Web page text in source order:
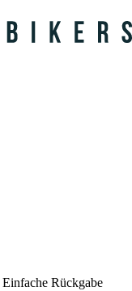
Einfache Rückgabe